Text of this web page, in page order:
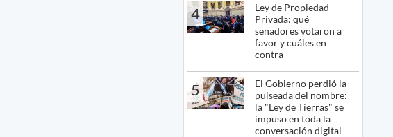
4
Ley de Propiedad
Privada: qué
senadores votaron a
favor y cuáles en
contra
5
El Gobierno perdió la
pulseada del nombre:
la "Ley de Tierras" se
impuso en toda la
conversación digital